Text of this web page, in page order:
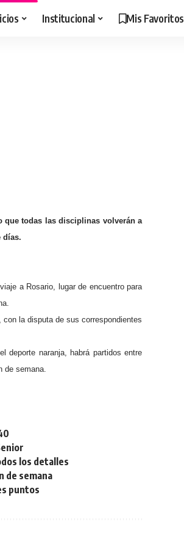
Institucional Mis Favoritos
que todas las disciplinas volverán a
días.
a Rosario, lugar de encuentro para
la disputa de sus correspondientes
deporte naranja, habrá partidos entre
de semana.
los detalles
de semana
puntos